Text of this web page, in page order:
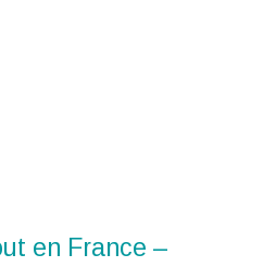
en France –